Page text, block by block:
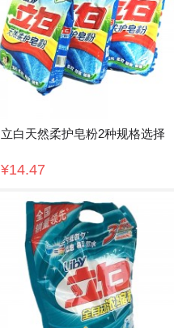
立白天然柔护皂粉2种规格选择
¥14.47